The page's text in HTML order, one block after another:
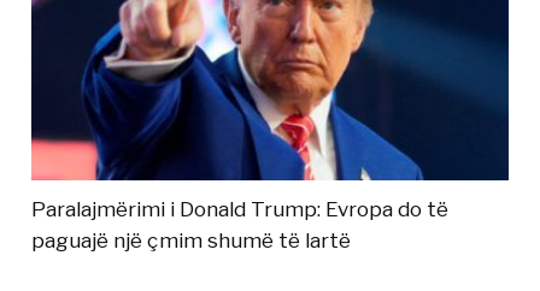
Paralajmërimi i Donald Trump: Evropa do të
paguajë një çmim shumë të lartë